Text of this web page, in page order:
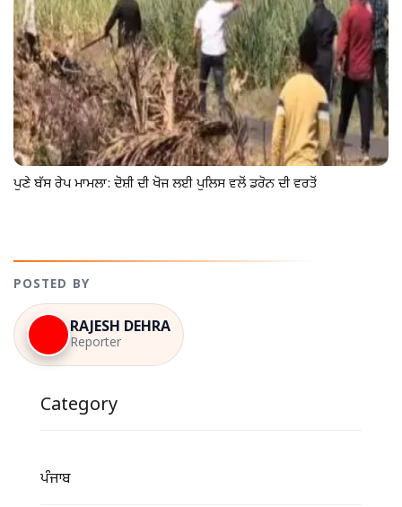
ਪੁਣੇ ਬੱਸ ਰੇਪ ਮਾਮਲਾ: ਦੋਸ਼ੀ ਦੀ ਖੋਜ ਲਈ ਪੁਲਿਸ ਵਲੋਂ ਡਰੋਨ ਦੀ ਵਰਤੋਂ
POSTED BY
RAJESH DEHRA
Reporter
Category
ਪੰਜਾਬ